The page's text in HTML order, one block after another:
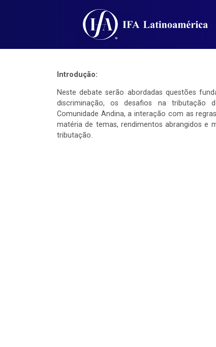
Introdução:
Neste debate serão abordadas questões
discriminação, os desafios na tributação
Comunidade Andina, a interação com as
matéria de temas, rendimentos abrangidos e
tributação.